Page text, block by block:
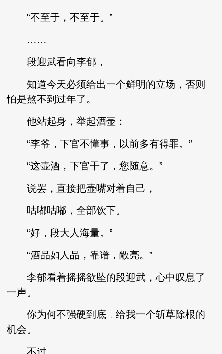
“不至于，不至于。”
……
段迎武看向李郁，
知道今天必须给出一个鲜明的立场，否则
怕是熬不到过年了。
他站起身，举起酒壶：
“李爷，下官不懂事，以前多有得罪。”
“这壶酒，下官干了，您随意。”
说罢，直接把壶嘴对着自己，
咕嘟咕嘟，全部饮下。
“好，段大人海量。”
“酒品如人品，靠谱，敞亮。”
李郁看着摇摇欲坠的段迎武，心中叹息了
一声。
你为何不强硬到底，给我一个斩草除根的
机会。
不过，